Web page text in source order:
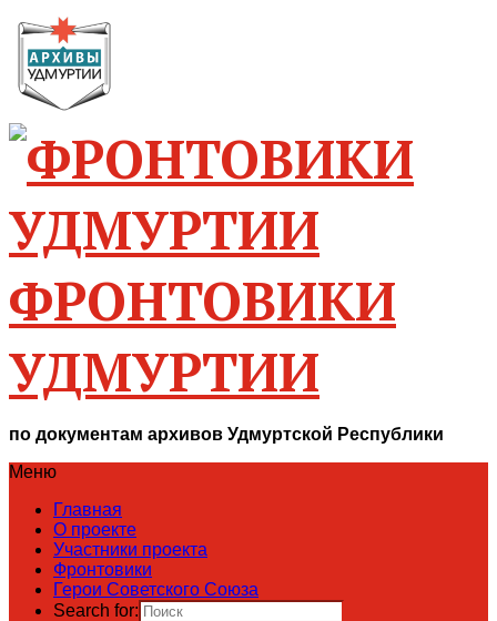
ФРОНТОВИКИ
УДМУРТИИ
по документам архивов Удмуртской Республики
Меню
Главная
О проекте
Участники проекта
Фронтовики
Герои Советского Союза
Search for: